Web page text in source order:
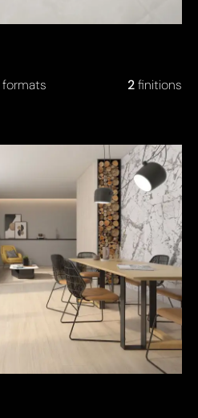
formats 2finitions